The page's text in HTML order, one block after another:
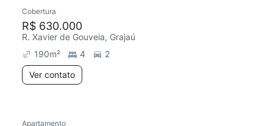
Cobertura
R$ 630.000
R. Xavier de Gouveia, Grajaú
190m² 4
2
Ver contato
Apartamento